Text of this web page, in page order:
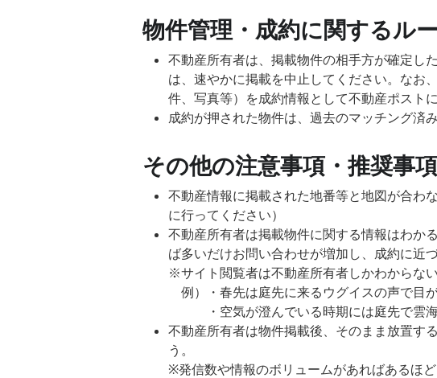
物件管理・成約に関するル
不動産所有者は、掲載物件の相手方が確定し
は、速やかに掲載を中止してください。なお
件、写真等）を成約情報として不動産ポスト
成約が押された物件は、過去のマッチング済
その他の注意事項・推奨事項
不動産情報に掲載された地番等と地図が合わ
に行ってください）
不動産所有者は掲載物件に関する情報はわか
ば多いだけお問い合わせが増加し、成約に近づ
※サイト閲覧者は不動産所有者しかわからな
例）・春先は庭先に来るウグイスの声で目
・空気が澄んでいる時期には庭先で雲
不動産所有者は物件掲載後、そのまま放置す
う。
※発信数や情報のボリュームがあればあるほ